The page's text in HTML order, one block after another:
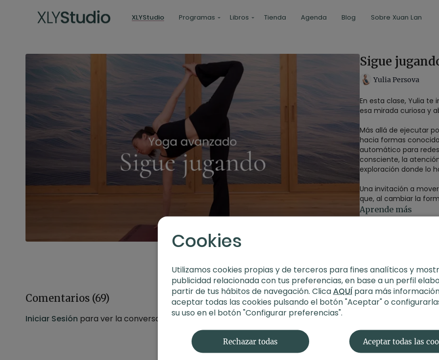
XLYStudio Programas Libros Tienda Agenda Blog Sobre Xuan Lan
Sigue
Yulia Persova
En esta clase, Yulia
esa mirada curiosa y
Más allá de ejecutar
hacia formas
automático para
consciente, la
exploración donde lo
Una invitación a
que, al cambiar la
extraordinario.
Intensidad : 4
Material: sin
Enfoque : atención
Propósito:
Fecha : 7 de abril
Aprende más
Comentarios (69)
Iniciar Sesión para ver la conversación
Cookies
Utilizamos cookies propias y de terceros para fines analíticos y
publicidad relacionada con tus preferencias, en base a un perfil
partir de tus hábitos de navegación. ClicaAQUÍpara más
aceptar todas las cookies pulsando el botón "Aceptar" o
su uso en el botón "Configurar preferencias".
Rechazar todas Aceptar todas las